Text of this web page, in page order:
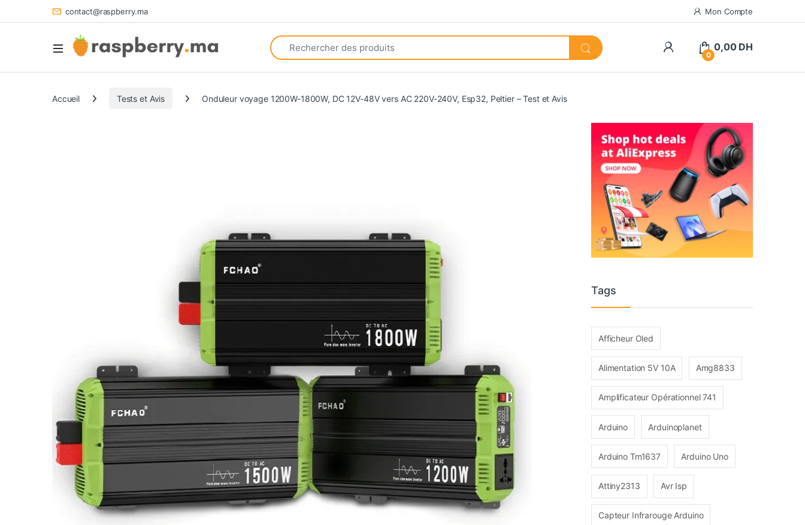
contact@raspberry.ma Mon Compte
Search for:
0
0,00DH
Accueil Tests et Avis Onduleur voyage 1200W-1800W, DC 12V-48V vers AC 220V-240V, Esp32, Peltier – Test et Avis
Tags
Afficheur Oled
Alimentation 5V 10A Amg8833
Amplificateur Opérationnel 741
Arduino Arduinoplanet
Arduino Tm1637 Arduino Uno
Attiny2313 Avr Isp
Capteur Infrarouge Arduino